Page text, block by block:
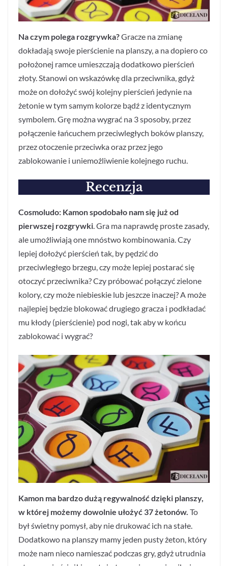
Na czym polega rozgrywka?Gracze na zmianę
dokładają swoje pierścienie na planszy, a na dopiero co
położonej ramce umieszczają dodatkowo pierścień
złoty. Stanowi on wskazówkę dla przeciwnika, gdyż
może on dołożyć swój kolejny pierścień jedynie na
żetonie w tym samym kolorze bądź z identycznym
symbolem. Grę można wygrać na 3 sposoby, przez
połączenie łańcuchem przeciwległych boków planszy,
przez otoczenie przeciwka oraz przez jego
zablokowanie i uniemożliwienie kolejnego ruchu.
Recenzja
Cosmoludo: Kamon spodobało nam się już od
pierwszej rozgrywki. Gra ma naprawdę proste zasady,
ale umożliwiają one mnóstwo kombinowania. Czy
lepiej dołożyć pierścień tak, by pędzić do
przeciwległego brzegu, czy może lepiej postarać się
otoczyć przeciwnika? Czy próbować połączyć zielone
kolory, czy może niebieskie lub jeszcze inaczej? A może
najlepiej będzie blokować drugiego gracza i podkładać
mu kłody (pierścienie) pod nogi, tak aby w końcu
zablokować i wygrać?
Kamon ma bardzo dużą regywalność dzięki planszy,
w której możemy dowolnie ułożyć 37 żetonów. To
był świetny pomysł, aby nie drukować ich na stałe.
Dodatkowo na planszy mamy jeden pusty żeton, który
może nam nieco namieszać podczas gry, gdyż utrudnia